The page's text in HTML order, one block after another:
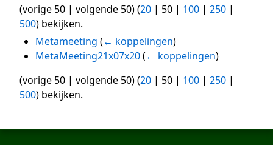
(vorige 50 | volgende 50) (20 | 50 | 100 | 250 |
500) bekijken.
Metameeting (← koppelingen)
MetaMeeting21x07x20 (← koppelingen)
(vorige 50 | volgende 50) (20 | 50 | 100 | 250 |
500) bekijken.